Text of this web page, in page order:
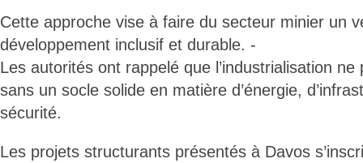
Cette approche vise à faire du secteur minier un
développement inclusif et durable. -
Les autorités ont rappelé que l’industrialisation
sans un socle solide en matière d’énergie,
sécurité.
Les projets structurants présentés à Davos